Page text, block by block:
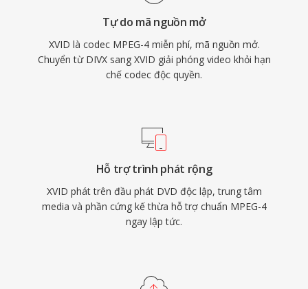
sẻ tiêu chuẩn MPEG-4 ASP nền tảng. Khả năng
đa nền tảng bao phủ Windows, Linux, macOS
và các hệ điều hành khác, kết hợp với bản chất
hoàn toàn miễn phí và mã nguồn mở, đã biến
Xvid thành trụ cột của mã hóa video do cộng
hóa mới, Xvid vẫn được sử dụng để tương
thích với phần cứng cũ và trong các bộ sưu tập
Tự do mã nguồn mở
XVID là codec MPEG-4 miễn phí, mã nguồn mở.
Chuyển từ DIVX sang XVID giải phóng video khỏi hạn
chế codec độc quyền.
Hỗ trợ trình phát rộng
XVID phát trên đầu phát DVD độc lập, trung tâm
media và phần cứng kế thừa hỗ trợ chuẩn MPEG-4
ngay lập tức.